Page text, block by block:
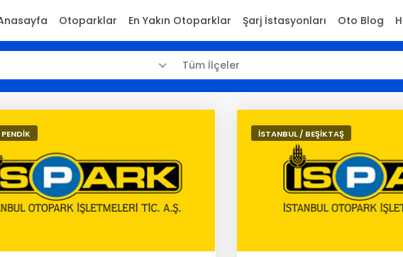
Otoparklar En Yakın Otoparklar Şarj İstasyonları Oto Blog
Tüm İlçeler
İSTANBUL / BEŞİKTAŞ